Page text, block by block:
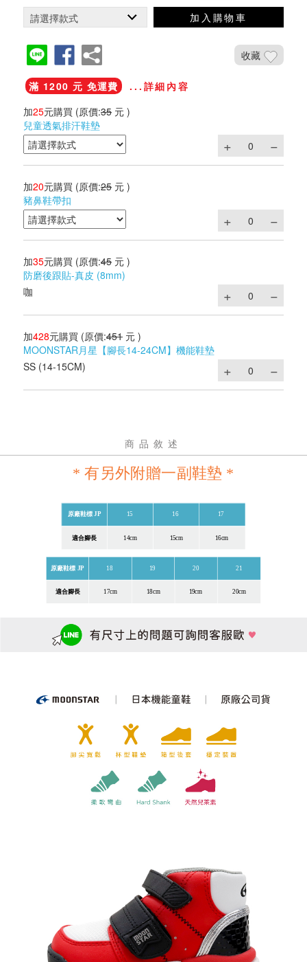
加入購物車
收藏
滿 1200 元 免運費
...詳細內容
加25元購買 (原價:35 元 )
兒童透氣排汗鞋墊
加20元購買 (原價:25 元 )
豬鼻鞋帶扣
加35元購買 (原價:45 元 )
防磨後跟貼-真皮 (8mm)
咖
加428元購買 (原價:451 元 )
MOONSTAR月星【腳長14-24CM】機能鞋墊
SS (14-15CM)
商品敘述